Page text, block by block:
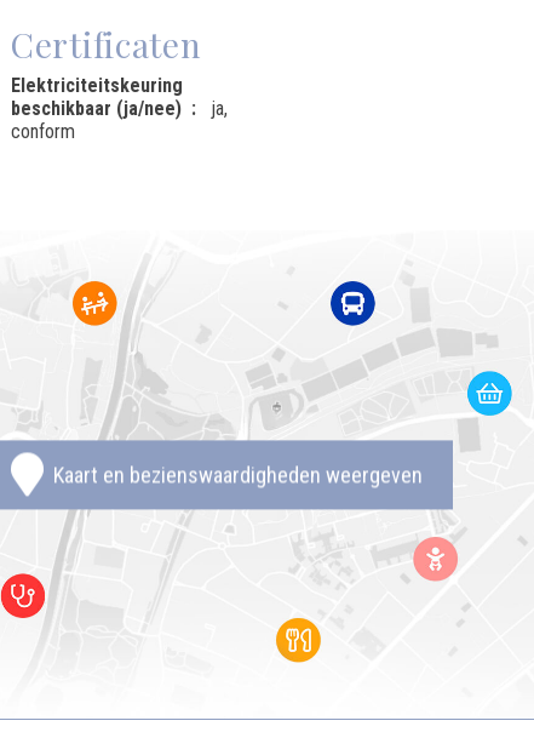
Certificaten
Elektriciteitskeuring
beschikbaar (ja/nee)
ja,
conform
Kaart en bezienswaardigheden weergeven